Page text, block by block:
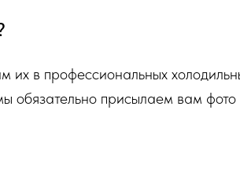
их в профессиональных
обязательно присылаем вам